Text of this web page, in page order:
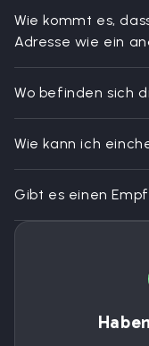
Wie kommt es,
Adresse wie ein
Wo befinden sich
Wie kann ich
Gibt es einen